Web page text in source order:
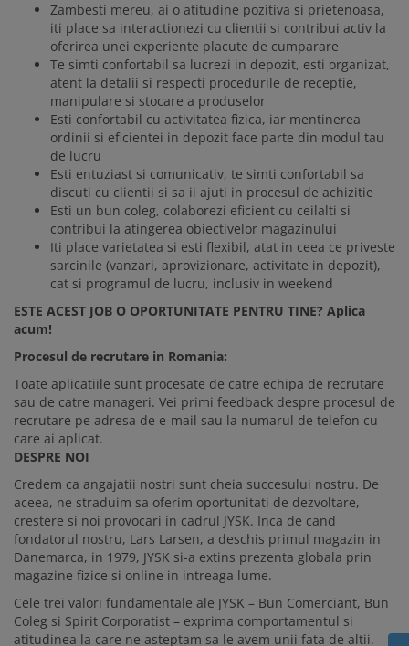
Zambesti mereu, ai o atitudine pozitiva si prietenoasa,
iti place sa interactionezi cu clientii si contribui activ la
oferirea unei experiente placute de cumparare
Te simti confortabil sa lucrezi in depozit, esti organizat,
atent la detalii si respecti procedurile de receptie,
manipulare si stocare a produselor
Esti confortabil cu activitatea fizica, iar mentinerea
ordinii si eficientei in depozit face parte din modul tau
de lucru
Esti entuziast si comunicativ, te simti confortabil sa
discuti cu clientii si sa ii ajuti in procesul de achizitie
Esti un bun coleg, colaborezi eficient cu ceilalti si
contribui la atingerea obiectivelor magazinului
Iti place varietatea si esti flexibil, atat in ceea ce priveste
sarcinile (vanzari, aprovizionare, activitate in depozit),
cat si programul de lucru, inclusiv in weekend
ESTE ACEST JOB O OPORTUNITATE PENTRU TINE? Aplica
acum!
Procesul de recrutare in Romania:
Toate aplicatiile sunt procesate de catre echipa de recrutare
sau de catre manageri. Vei primi feedback despre procesul de
recrutare pe adresa de e-mail sau la numarul de telefon cu
care ai aplicat.
DESPRE NOI
Credem ca angajatii nostri sunt cheia succesului nostru. De
aceea, ne straduim sa oferim oportunitati de dezvoltare,
crestere si noi provocari in cadrul JYSK. Inca de cand
fondatorul nostru, Lars Larsen, a deschis primul magazin in
Danemarca, in 1979, JYSK si-a extins prezenta globala prin
magazine fizice si online in intreaga lume.
Cele trei valori fundamentale ale JYSK – Bun Comerciant, Bun
Coleg si Spirit Corporatist – exprima comportamentul si
atitudinea la care ne asteptam sa le avem unii fata de altii.